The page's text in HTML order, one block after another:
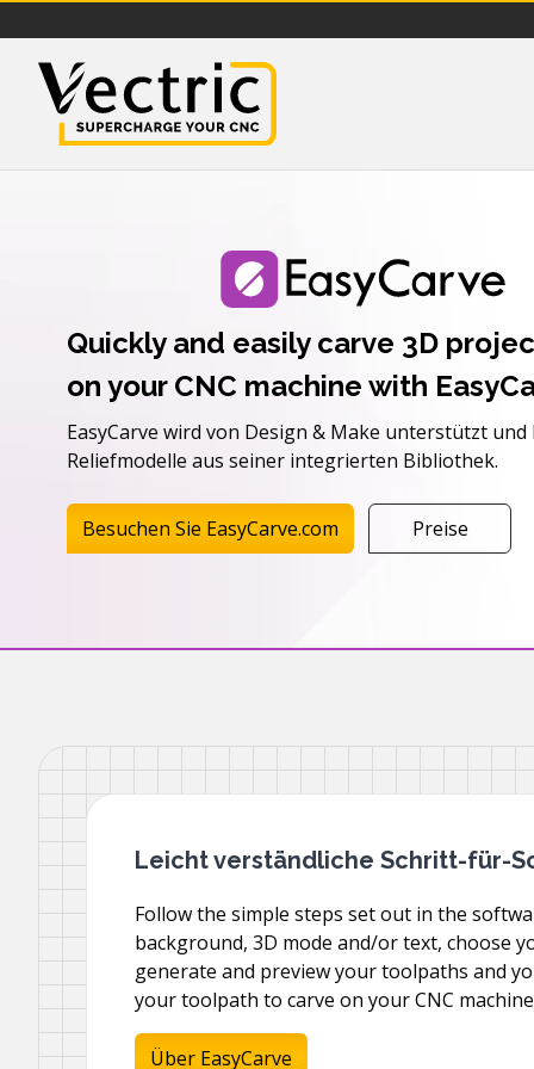
Vectric
Quickly and easily carve 3D
on your CNC machine with
EasyCarve wird von Design & Make unterstützt
Reliefmodelle aus seiner integrierten Bibliothek.
Besuchen Sie EasyCarve.com Preise
Leicht verständliche Schritt-für-
Follow the simple steps set out in the
background, 3D mode and/or text, choose
generate and preview your toolpaths and
your toolpath to carve on your CNC
Über EasyCarve